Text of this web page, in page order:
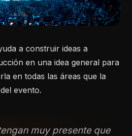
a construir ideas a
en una idea general para
en todas las áreas que la
evento.
muy presente que